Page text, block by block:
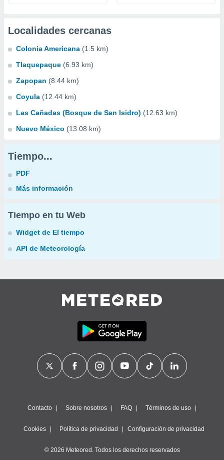
Localidades cercanas
Colonia Americana (1.5 km)
Tlaquepaque (6.93 km)
Zapopan (8.44 km)
Coyula (12.44 km)
Las Cañadas (Bosque de San Isidro) (12.63 km)
Nuevo México (13.08 km)
Tiempo...
PDF
Más información
Tiempo en tu Web
Widget de El tiempo
API de Meteorología
Contacto Sobre nosotros FAQ Términos de uso
Cookies Política de privacidad Configuración de privacidad
© 2026 Meteored. Todos los derechos reservados